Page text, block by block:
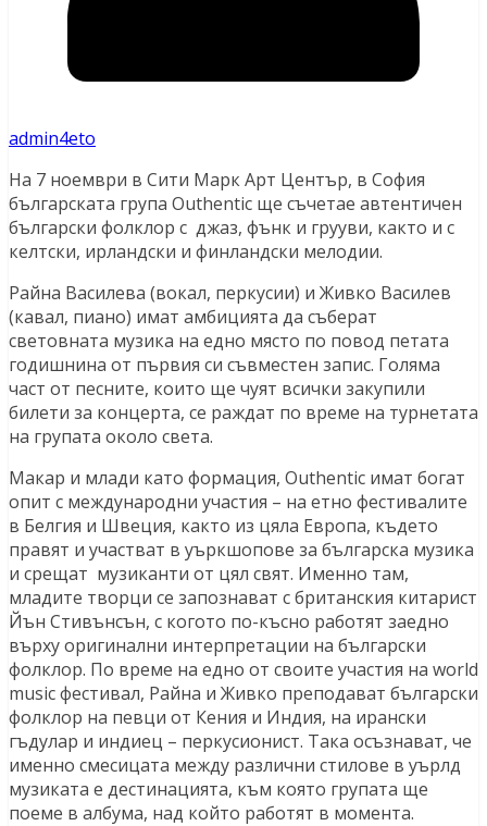
admin4eto
На 7 ноември в Сити Марк Арт Център, в София
българската група Outhentic ще съчетае автентичен
български фолклор с джаз, фънк и грууви, както и с
келтски, ирландски и финландски мелодии.
Райна Василева (вокал, перкусии) и Живко Василев
(кавал, пиано) имат амбицията да съберат
световната музика на едно място по повод петата
годишнина от първия си съвместен запис. Голяма
част от песните, които ще чуят всички закупили
билети за концерта, се раждат по време на турнетата
на групата около света.
Макар и млади като формация, Outhentic имат богат
опит с международни участия – на етно фестивалите
в Белгия и Швеция, както из цяла Европа, където
правят и участват в уъркшопове за българска музика
и срещат музиканти от цял свят. Именно там,
младите творци се запознават с британския китарист
Йън Стивънсън, с когото по-късно работят заедно
върху оригинални интерпретации на български
фолклор. По време на едно от своите участия на world
music фестивал, Райна и Живко преподават български
фолклор на певци от Кения и Индия, на ирански
гъдулар и индиец – перкусионист. Така осъзнават, че
именно смесицата между различни стилове в уърлд
музиката е дестинацията, към която групата ще
поеме в албума, над който работят в момента.